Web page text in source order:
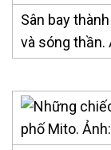
Sân bay
và sóng thần.